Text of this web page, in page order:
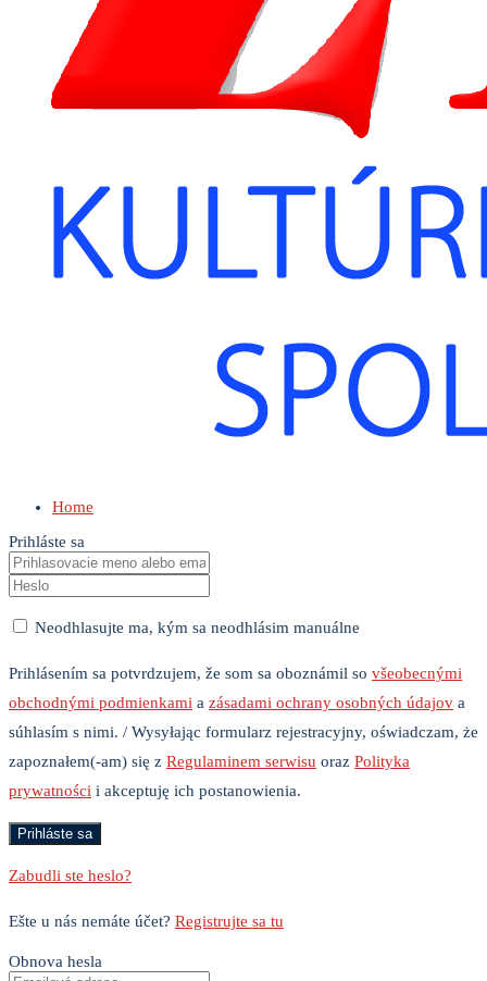
Home
Prihláste sa
Neodhlasujte ma, kým sa neodhlásim manuálne
Prihlásením sa potvrdzujem, že som sa oboznámil so všeobecnými
obchodnými podmienkami a zásadami ochrany osobných údajov a
súhlasím s nimi. / Wysyłając formularz rejestracyjny, oświadczam, że
zapoznałem(-am) się z Regulaminem serwisu oraz Polityka
prywatności i akceptuję ich postanowienia.
Zabudli ste heslo?
Ešte u nás nemáte účet? Registrujte sa tu
Obnova hesla